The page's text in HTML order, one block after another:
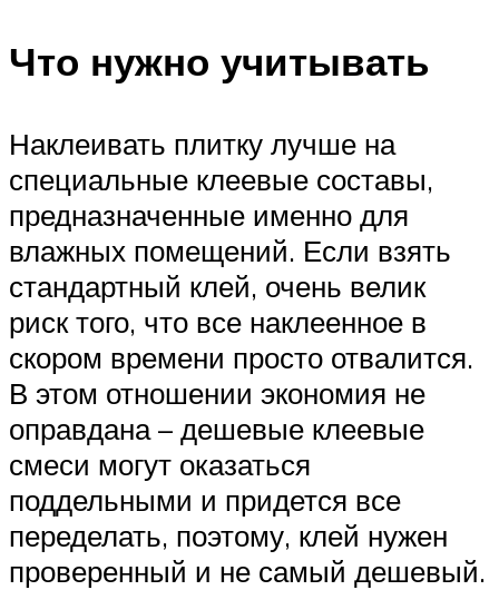
Что нужно учитывать
Наклеивать плитку лучше на
специальные клеевые составы,
предназначенные именно для
влажных помещений. Если взять
стандартный клей, очень велик
риск того, что все наклеенное в
скором времени просто отвалится.
В этом отношении экономия не
оправдана – дешевые клеевые
смеси могут оказаться
поддельными и придется все
переделать, поэтому, клей нужен
проверенный и не самый дешевый.